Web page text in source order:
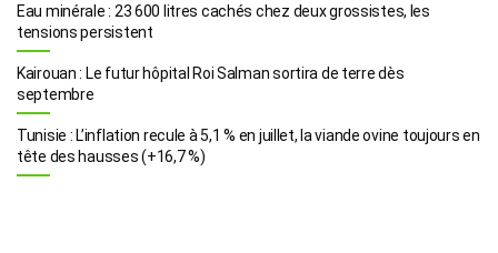
Eau minérale : 23 600 litres cachés chez deux grossistes, les
tensions persistent
Kairouan : Le futur hôpital Roi Salman sortira de terre dès
septembre
Tunisie : L’inflation recule à 5,1 % en juillet, la viande ovine toujours en
tête des hausses (+16,7 %)